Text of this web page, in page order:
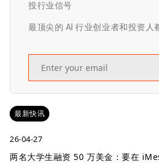
投行业信号
最顶尖的 AI 行业创业者和投资人
最新快讯
26-04-27
两名大学生融资 50 万美金：要在